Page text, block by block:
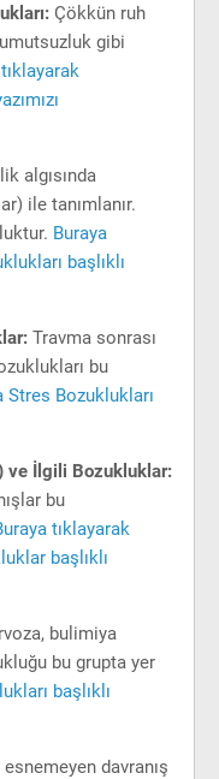
Çökkün ruh
gibi
algısında
ile tanımlanır.
Buraya
başlıklı
Travma sonrası
bu
Stres Bozuklukları
ve İlgili Bozukluklar:
bu
tıklayarak
başlıklı
bulimiya
bu grupta yer
başlıklı
davranış